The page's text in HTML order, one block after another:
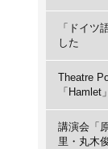
「ドイツ
した
Theatre
「Hamlet
講演会「
里・丸木